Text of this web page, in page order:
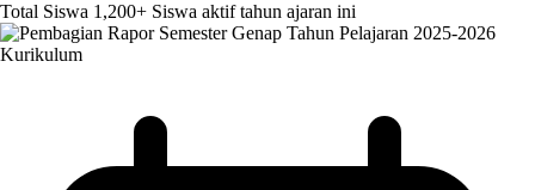
Total Siswa 1,200+ Siswa aktif tahun ajaran ini
Kurikulum